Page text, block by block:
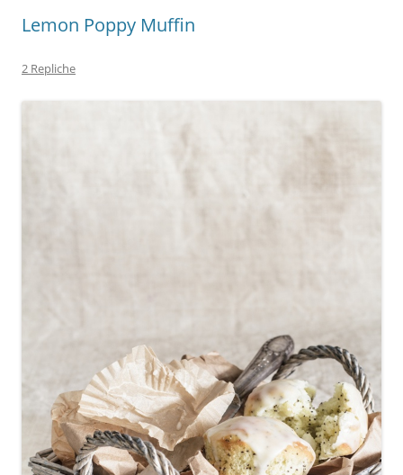
Lemon Poppy Muffin
2 Repliche